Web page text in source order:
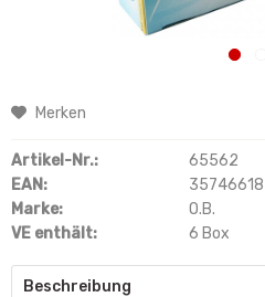
Merken
Artikel-Nr.:
65562
EAN:
Marke:
O.B.
VE enthält:
6 Box
Beschreibung